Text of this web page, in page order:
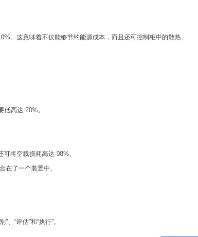
。这意味着不仅能够节约能源成本，而且还可控制柜中的散热
高达 20%。
将空载损耗高达 98%。
在了一个装置中。
“评估”和“执行”。